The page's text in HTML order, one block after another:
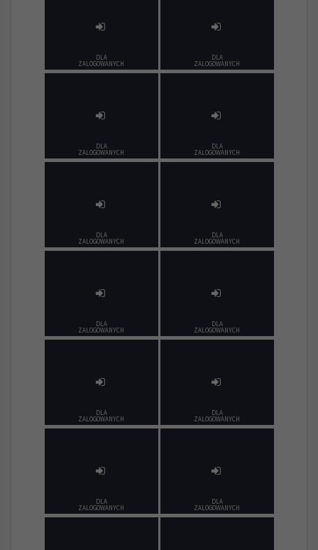
DLA
ZALOGOWANYCH
DLA
ZALOGOWANYCH
DLA
ZALOGOWANYCH
DLA
ZALOGOWANYCH
DLA
ZALOGOWANYCH
DLA
ZALOGOWANYCH
DLA
ZALOGOWANYCH
DLA
ZALOGOWANYCH
DLA
ZALOGOWANYCH
DLA
ZALOGOWANYCH
DLA
ZALOGOWANYCH
DLA
ZALOGOWANYCH